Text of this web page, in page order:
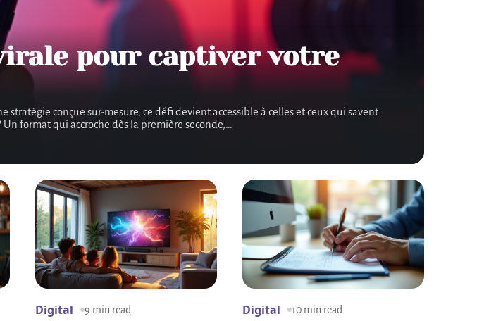
pour captiver votre
conçue sur-mesure, ce défi devient accessible à celles et ceux qui savent
format qui accroche dès la première seconde,…
Digital 9 min read Digital 10 min read